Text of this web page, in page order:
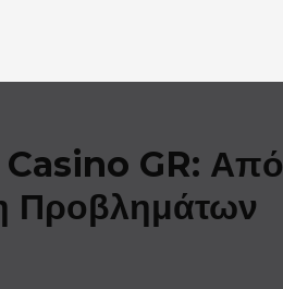
Casino GR: Από
Προβλημάτων